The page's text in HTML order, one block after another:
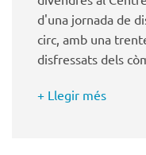
d'una jornada de
circ, amb una
disfressats dels
+ Llegir més